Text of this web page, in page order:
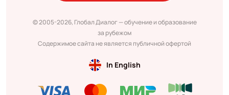
© 2005-2026, Глобал Диалог — обучение и образование
за рубежом
Содержимое сайта не является публичной офертой
In English